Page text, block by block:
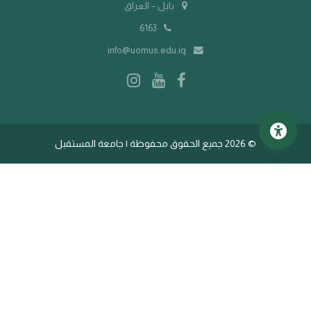
بابل – العراق
info@uomus.edu.iq
© 2026 جميع الحقوق محفوظة | جامعة المستقبل